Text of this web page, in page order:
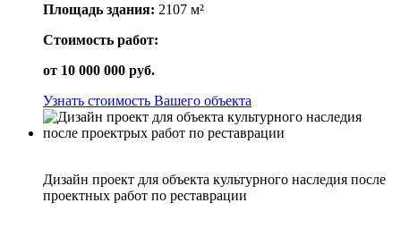
Площадь здания: 2107 м²
Стоимость работ:
от 10 000 000 руб.
Узнать стоимость Вашего объекта
Дизайн проект для объекта культурного наследия после
проектных работ по реставрации